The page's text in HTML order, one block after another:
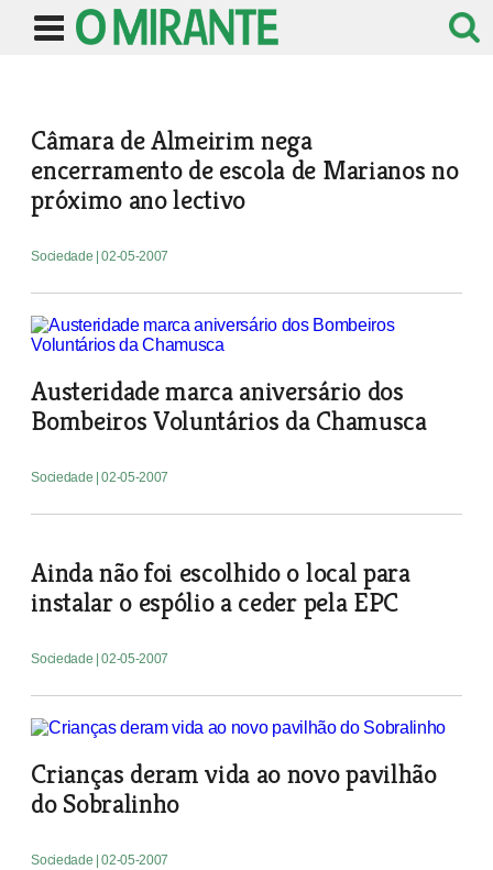
Câmara de Almeirim nega
encerramento de escola de Marianos no
próximo ano lectivo
Sociedade | 02-05-2007
Austeridade marca aniversário dos
Bombeiros Voluntários da Chamusca
Sociedade | 02-05-2007
Ainda não foi escolhido o local para
instalar o espólio a ceder pela EPC
Sociedade | 02-05-2007
Crianças deram vida ao novo pavilhão
do Sobralinho
Sociedade | 02-05-2007